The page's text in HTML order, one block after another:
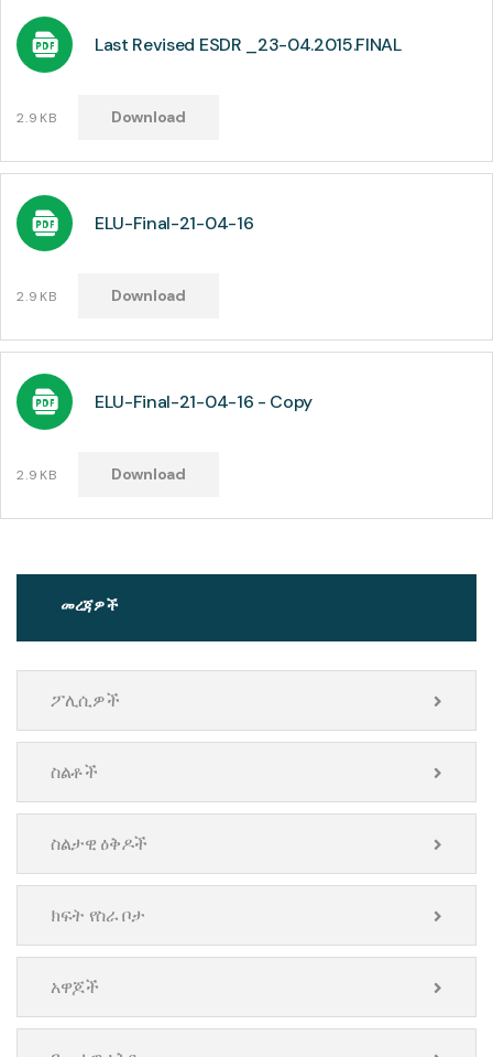
Last Revised ESDR _23-04.2015.FINAL
2.9KB Download
ELU-Final-21-04-16
2.9KB Download
ELU-Final-21-04-16 - Copy
2.9KB Download
መረጃዎች
ፖሊሲዎች
ስልቶች
ስልታዊ ዕቅዶች
ክፍት የስራ ቦታ
አዋጆች